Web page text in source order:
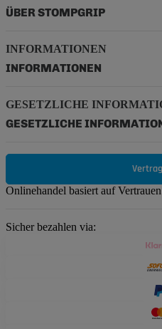
ÜBER STOMPGRIP
INFORMATIONEN
INFORMATIONEN
GESETZLICHE
GESETZLICHE
Onlinehandel basiert auf
Sicher bezahlen via: